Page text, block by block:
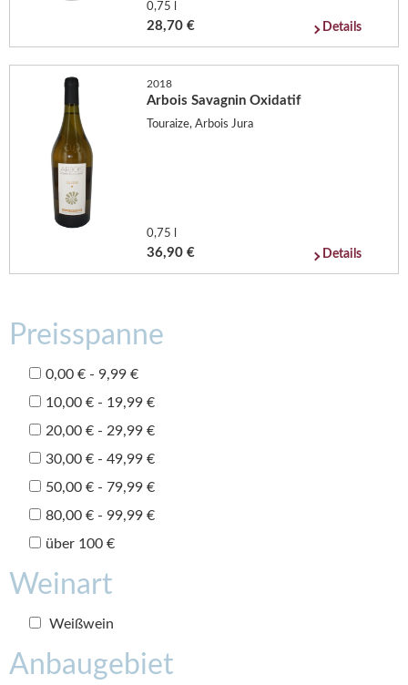
0,75 l
28,70 € Details
2018
Arbois Savagnin Oxidatif
Touraize, Arbois Jura
0,75 l
36,90 € Details
Preisspanne
0,00 € - 9,99 €
10,00 € - 19,99 €
20,00 € - 29,99 €
30,00 € - 49,99 €
50,00 € - 79,99 €
80,00 € - 99,99 €
über 100 €
Weinart
Weißwein
Anbaugebiet